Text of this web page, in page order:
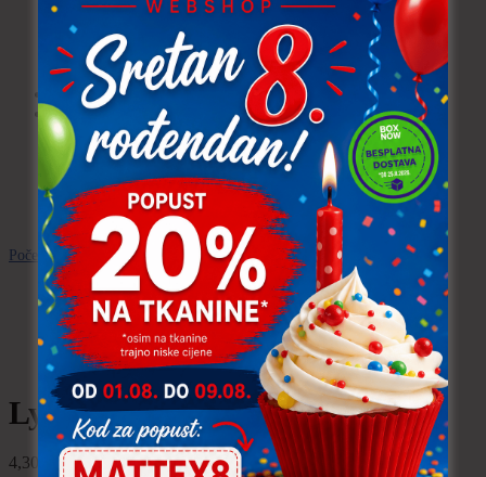
Podstava
Posteljno, damast, žutica,
juta, vatelin
Velur (Minky)
Uvjeti poslovanja
Moj račun
Košarica
Blagajna
Početna \ Modne tkanine I. Lycra \ Lycra
TRAJNO NISKA CIJENA!
Lycra
4,30 uključ. PDV po metru